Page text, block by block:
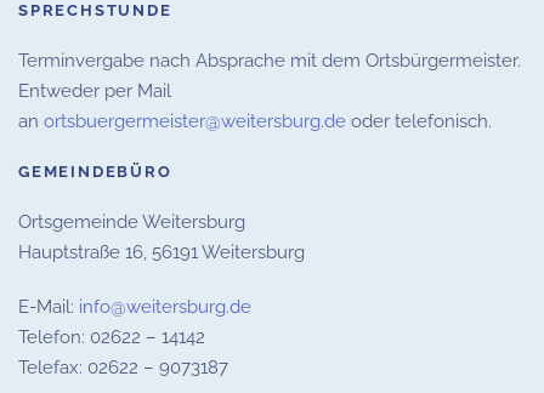
GEMEINDEBÜRO
Ortsgemeinde Weitersburg
Hauptstraße 16, 56191 Weitersburg
E-Mail: info@weitersburg.de
Telefon: 02622 – 14142
Telefax: 02622 – 9073187
SPRECHSTUNDE
Terminvergabe nach Absprache mit dem Ortsbürgermeister.
Entweder per Mail
an ortsbuergermeister@weitersburg.de oder telefonisch.